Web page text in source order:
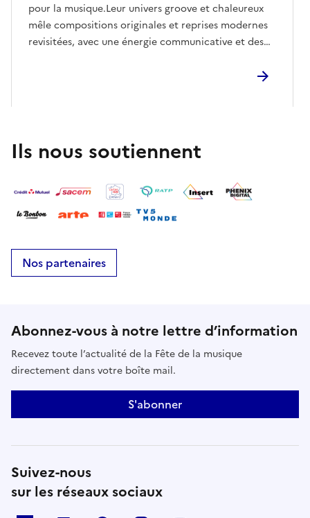
pour la musique.Leur univers groove et chaleureux
mêle compositions originales et reprises modernes
revisitées, avec une énergie communicative et des
et harmonies soignées, le duo propose un set vivant
Ils nous soutiennent
Nos partenaires
Abonnez-vous à notre lettre d’information
Recevez toute l’actualité de la Fête de la musique
directement dans votre boîte mail.
S'abonner
Suivez-nous
sur les réseaux sociaux